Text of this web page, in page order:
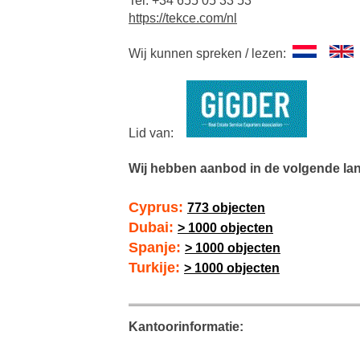
https://tekce.com/nl
Wij kunnen spreken / lezen:
Lid van:
Wij hebben aanbod in de volgende
Cyprus: 773 objecten
Dubai: > 1000 objecten
Spanje: > 1000 objecten
Turkije: > 1000 objecten
Kantoorinformatie: